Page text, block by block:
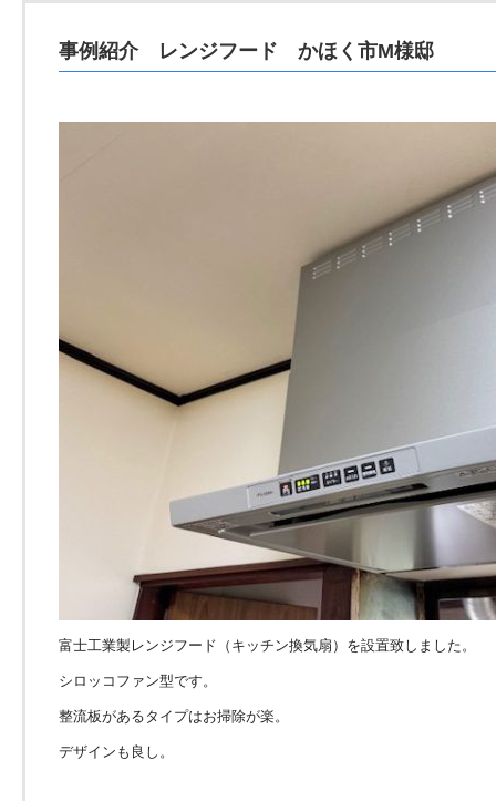
事例紹介 レンジフード かほく市M様邸
富士工業製レンジフード（キッチン換気扇）を設置致しました。
シロッコファン型です。
整流板があるタイプはお掃除が楽。
デザインも良し。